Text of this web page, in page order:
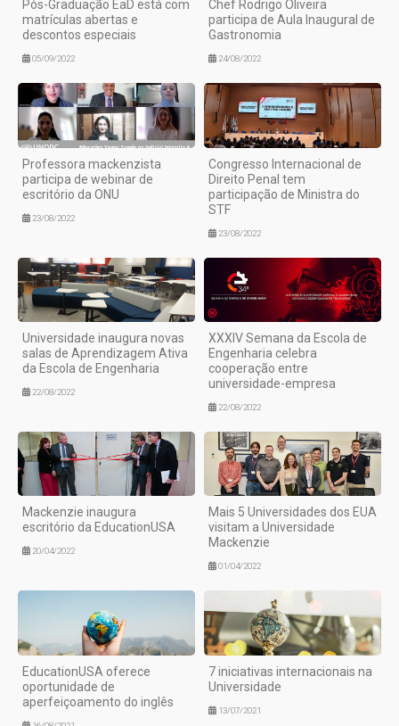
Pós-Graduação EaD está com
matrículas abertas e
descontos especiais
05/09/2022
Chef Rodrigo Oliveira
participa de Aula Inaugural de
Gastronomia
24/08/2022
Professora mackenzista
participa de webinar de
escritório da ONU
23/08/2022
Congresso Internacional de
Direito Penal tem
participação de Ministra do
STF
23/08/2022
Universidade inaugura novas
salas de Aprendizagem Ativa
da Escola de Engenharia
22/08/2022
XXXIV Semana da Escola de
Engenharia celebra
cooperação entre
universidade-empresa
22/08/2022
Mackenzie inaugura
escritório da EducationUSA
20/04/2022
Mais 5 Universidades dos EUA
visitam a Universidade
Mackenzie
01/04/2022
EducationUSA oferece
oportunidade de
aperfeiçoamento do inglês
7 iniciativas internacionais na
Universidade
13/07/2021